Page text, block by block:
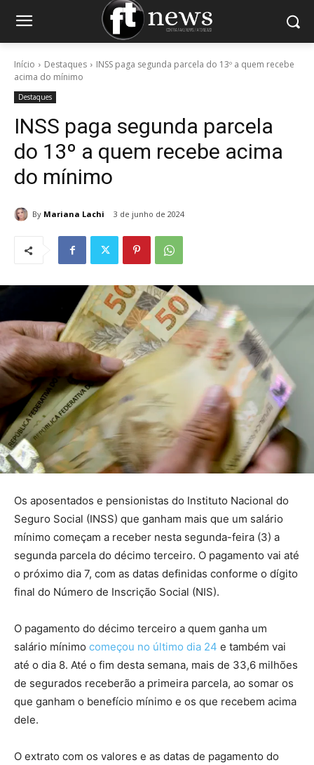
Início Destaques
INSS paga segunda parcela do 13º a quem recebe
acima do mínimo
Destaques
INSS paga segunda parcela
do 13º a quem recebe acima
do mínimo
By Mariana Lachi 3 de junho de 2024
Os aposentados e pensionistas do Instituto Nacional do
Seguro Social (INSS) que ganham mais que um salário
mínimo começam a receber nesta segunda-feira (3) a
segunda parcela do décimo terceiro. O pagamento vai até
o próximo dia 7, com as datas definidas conforme o dígito
final do Número de Inscrição Social (NIS).
O pagamento do décimo terceiro a quem ganha um
salário mínimo começou no último dia 24 e também vai
até o dia 8. Até o fim desta semana, mais de 33,6 milhões
de segurados receberão a primeira parcela, ao somar os
que ganham o benefício mínimo e os que recebem acima
dele.
O extrato com os valores e as datas de pagamento do